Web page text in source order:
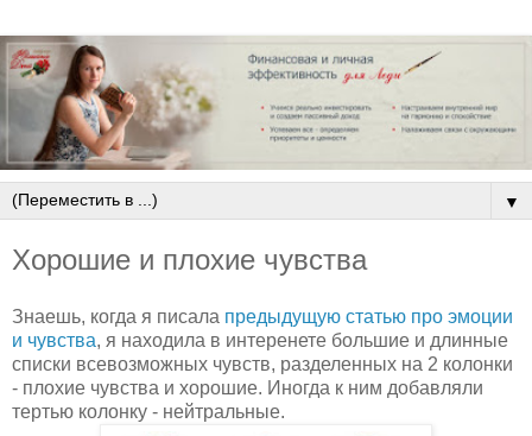
▼
Хорошие и плохие чувства
Знаешь, когда я писала предыдущую статью про эмоции
и чувства, я находила в интеренете большие и длинные
списки всевозможных чувств, разделенных на 2 колонки
- плохие чувства и хорошие. Иногда к ним добавляли
тертью колонку - нейтральные.